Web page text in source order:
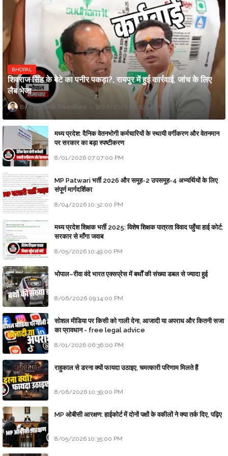
BHOPAL
शिवराज सिंह के बेटे का पनीर पकड़ा?, रायपुर में हुई कार्रवाई, जांच के लिए
लैब भेजा
Updesh Awasthee 8/06/2026 10:09:00 PM
मध्य प्रदेश: दैनिक वेतनभोगी कर्मचारियों के स्थायी वर्गीकरण और वेतनमान
पर सरकार का बड़ा स्पष्टीकरण
8/01/2026 07:07:00 PM
MP Patwari भर्ती 2026 और समूह-2 उपसमूह-4 अभ्यर्थियों के लिए
संपूर्ण मार्गदर्शिका
8/04/2026 10:32:00 PM
मध्य प्रदेश शिक्षक भर्ती 2025: विशेष शिक्षक पात्रता विवाद पहुँचा हाई कोर्ट;
सरकार से माँगा जवाब
8/05/2026 10:49:00 PM
भोपाल–रीवा वंदे भारत एक्सप्रेस में बर्थों की संख्या डबल से ज्यादा हुई
8/06/2026 09:14:00 PM
सोशल मीडिया पर किसी को गाली देना, आजादी या अपराध और कितनी सजा
का प्रावधान - free legal advice
8/01/2026 06:36:00 PM
राहुकाल से डरना क्यों फायदा उठाइए, चमत्कारी परिणाम मिलते हैं
8/06/2026 10:39:00 PM
MP ओबीसी आरक्षण: हाईकोर्ट में दोनों पक्षों के वकीलों ने क्या तर्क दिए, पढ़िए
8/05/2026 10:35:00 PM